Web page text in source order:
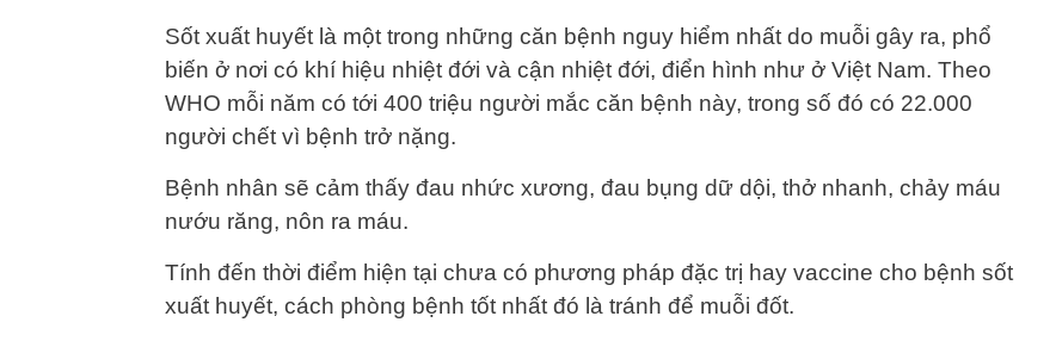
Sốt xuất huyết là một trong những căn bệnh nguy hiểm nhất do muỗi gây ra, phổ
biến ở nơi có khí hiệu nhiệt đới và cận nhiệt đới, điển hình như ở Việt Nam. Theo
WHO mỗi năm có tới 400 triệu người mắc căn bệnh này, trong số đó có 22.000
người chết vì bệnh trở nặng.
Bệnh nhân sẽ cảm thấy đau nhức xương, đau bụng dữ dội, thở nhanh, chảy máu
nướu răng, nôn ra máu.
Tính đến thời điểm hiện tại chưa có phương pháp đặc trị hay vaccine cho bệnh sốt
xuất huyết, cách phòng bệnh tốt nhất đó là tránh để muỗi đốt.